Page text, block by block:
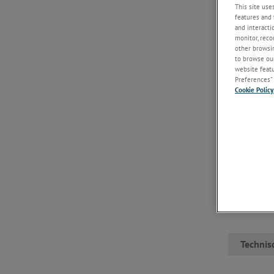
Die
können
This site
features and
and
monitor,
other
to browse
website
Cookie Policy